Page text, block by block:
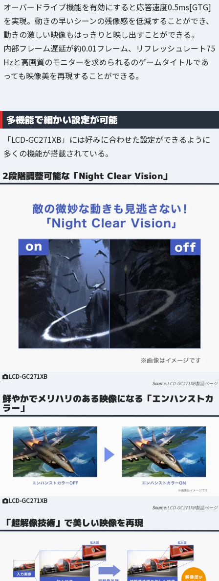
オーバードライブ機能を有効にすると応答速度0.5ms[GTG]
を実現。動きの早いシーンの残像感を低減することができ、
動きの激しい映像もはっきりと映し出すことができる。
内部フレーム遅延が約0.01フレーム、リフレッシュレート75
Hzと高画質のモニターを求められるのゲームタイトルであ
っても映像美を再現することができる。
多機能で細かい設定が可能
「LCD-GC271XB」には好みに合わせた設定ができるように
多くの機能が搭載されている。
2段階調整可能な「Night Clear Vision」
LCD-GC271XB
LCD-GC271XB製品ページ
鮮やかでメリハリのある映像になる「エンハンストカ
ラー」
LCD-GC271XB
LCD-GC271XB製品ページ
「超解像技術」で美しい映像を再現